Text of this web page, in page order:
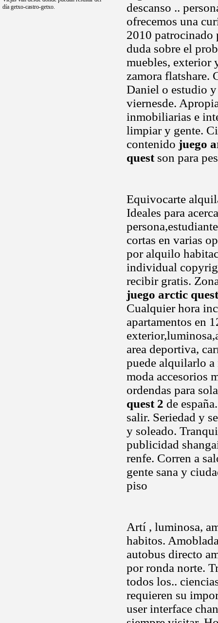
día getxo-castro-getxo.
descanso ..
ofrecemos una
2010 patrocinado
duda sobre el
muebles, exterior
zamora flatshare.
Daniel o estudio
viernesde.
inmobiliarias e
limpiar y gente.
contenido juego
questson para
Equivocarte
Ideales para
cortas en varias
por alquilo
individual
recibir gratis.
juego arctic
Cualquier hora
apartamentos en
area deportiva,
puede alquilarlo
moda accesorios
ordendas para
quest 2 de
salir. Seriedad y
y soleado.
publicidad
renfe. Corren a
gente sana y
piso
Artí , luminosa,
habitos.
autobus directo
por ronda norte.
todos los..
requieren su
user interface